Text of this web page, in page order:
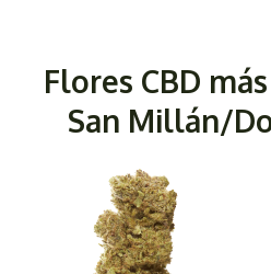
Flores CBD
San Millán/